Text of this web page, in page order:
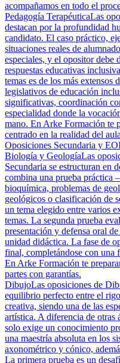
acompañamos en todo el
Pedagogía TerapéuticaLas
destacan por la profundidad
candidato. El caso práctico,
situaciones reales de
especiales, y el opositor debe
respuestas educativas
temas es de los más extensos
legislativos de educación
significativas, coordinación
especialidad donde la
mano. En Arke Formación te
centrado en la realidad del
Oposiciones Secundaria y
Biología y GeologíaLas
Secundaria se estructuran en
combina una prueba práctica
bioquímica, problemas de
geológicos o clasificación de
un tema elegido entre varios
temas. La segunda prueba
presentación y defensa oral
unidad didáctica. La fase de
final, completándose con una
En Arke Formación te
partes con garantías.
DibujoLas oposiciones de
equilibrio perfecto entre el
creativa, siendo una de las
artística. A diferencia de
solo exige un conocimiento
una maestría absoluta en los
axonométrico y cónico,
La primera prueba es un